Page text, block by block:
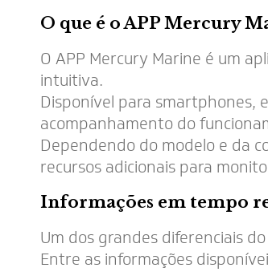
O que é o APP Mercury
O APP Mercury Marine é um
intuitiva.
Disponível para smartphones,
acompanhamento do
Dependendo do modelo e da
recursos adicionais para
Informações em tempo
Um dos grandes diferenciais
Entre as informações